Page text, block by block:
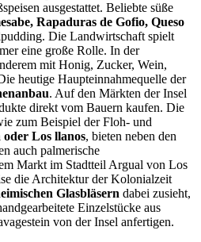
ausgestattet. Beliebte süße
Rapaduras de Gofio, Queso
Die Landwirtschaft spielt
eine große Rolle. In der
mit Honig, Zucker, Wein,
heutige Haupteinnahmequelle der
. Auf den Märkten der Insel
direkt vom Bauern kaufen. Die
zum Beispiel der Floh- und
Los llanos, bieten neben den
auch palmerische
Markt im Stadtteil Argual von Los
die Architektur der Kolonialzeit
Glasbläsern dabei zusieht,
Einzelstücke aus
von der Insel anfertigen.